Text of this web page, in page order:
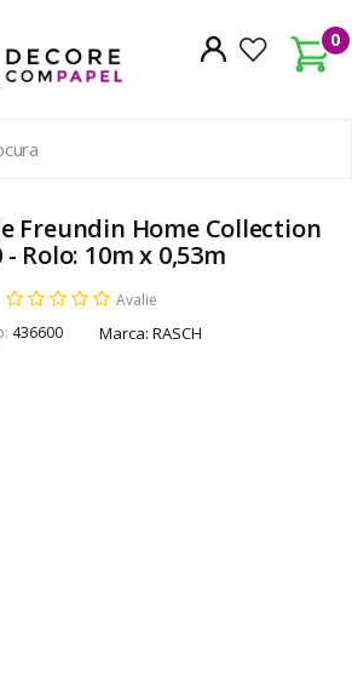
0
Freundin Home Collection
- Rolo: 10m x 0,53m
Avalie
436600 Marca: RASCH